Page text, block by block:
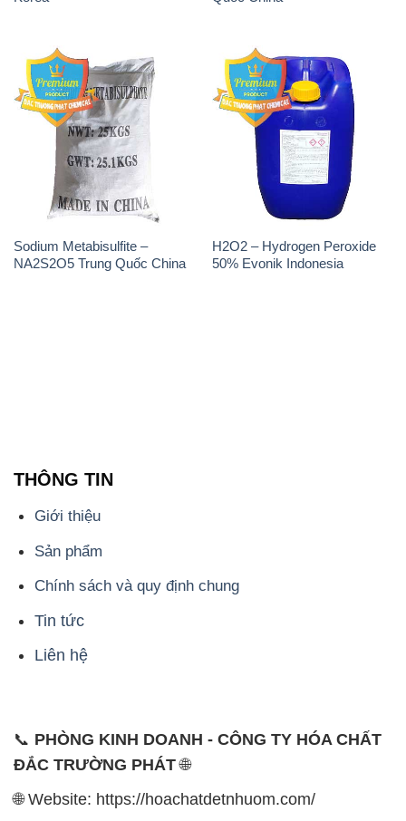
Sodium Metabisulfite –
NA2S2O5 Trung Quốc China
H2O2 – Hydrogen Peroxide
50% Evonik Indonesia
THÔNG TIN
Giới thiệu
Sản phẩm
Chính sách và quy định chung
Tin tức
Liên hệ
📞 PHÒNG KINH DOANH - CÔNG TY HÓA CHẤT
ĐẮC TRƯỜNG PHÁT🌐
🌐 Website: https://hoachatdetnhuom.com/